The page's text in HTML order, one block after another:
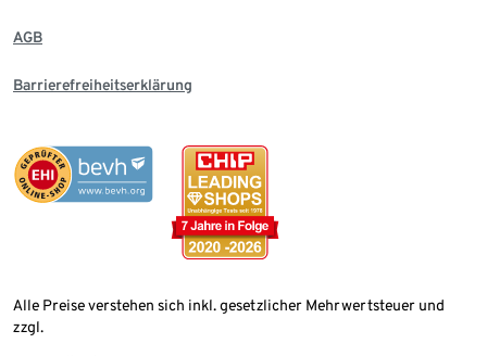
AGB
Barrierefreiheitserklärung
Alle Preise verstehen sich inkl. gesetzlicher Mehrwertsteuer und
zzgl.